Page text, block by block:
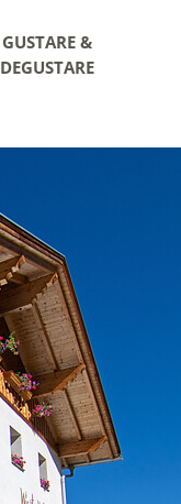
GUSTARE &
DEGUSTARE